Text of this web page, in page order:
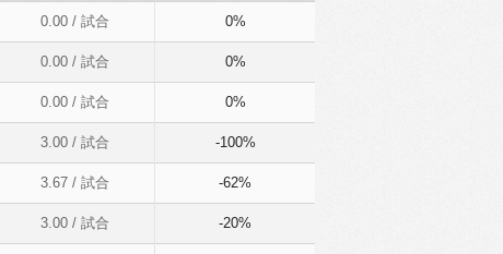
0.00/ 試合 0%
0.00/ 試合 0%
0.00/ 試合 0%
3.00/ 試合 -100%
3.67/ 試合 -62%
3.00/ 試合 -20%